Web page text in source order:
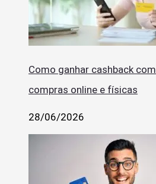
Como ganhar cashback
compras online e físicas
28/06/2026